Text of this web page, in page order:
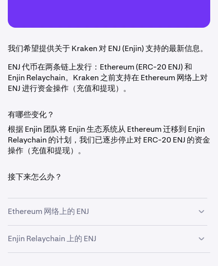
我们希望提供关于 Kraken 对 ENJ (Enjin) 支持的最新信息。
ENJ 代币在两条链上发行：Ethereum (ERC-20 ENJ) 和
Enjin Relaychain。Kraken 之前支持在 Ethereum 网络上对
ENJ 进行资金操作（充值和提现）。
有哪些变化？
根据 Enjin 团队将 Enjin 生态系统从 Ethereum 迁移到 Enjin
Relaychain 的计划，我们已逐步停止对 ERC-20 ENJ 的资金
操作（充值和提现）。
接下来怎么办？
Ethereum 网络上的 ENJ
在 UTC 时间 2024 年 12 月 10 日上午 09:00
ERC-20 ENJ 的充值和提现。
Enjin Relaychain 上的 ENJ